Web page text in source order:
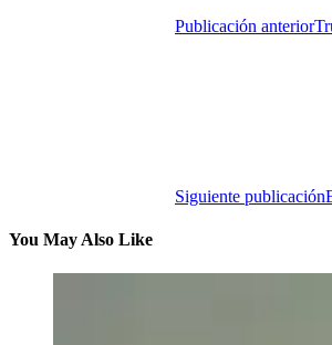
Publicación anterior
Siguiente publicación
You May Also Like